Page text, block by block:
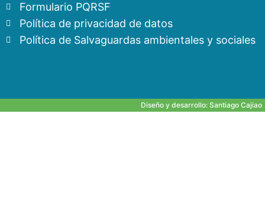
Formulario PQRSF
Política de privacidad de datos
Política de Salvaguardas ambientales y sociales
Diseño y desarrollo: Santiago Cajiao